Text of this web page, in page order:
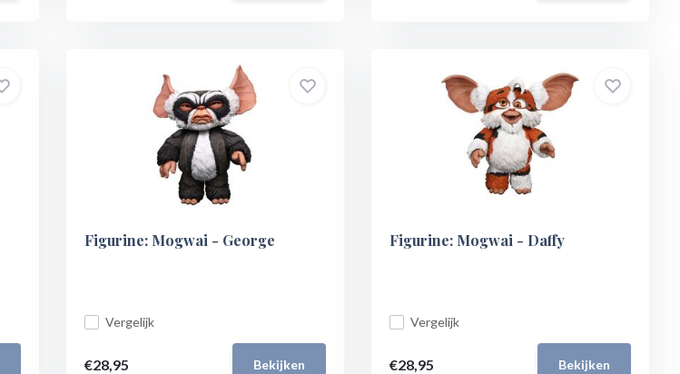
Figurine: Mogwai - George
Vergelijk
€28,95 Bekijken
Figurine: Mogwai - Daffy
Vergelijk
€28,95 Bekijken